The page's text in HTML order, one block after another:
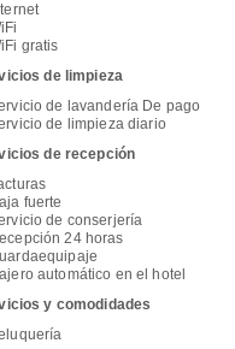
gratis
de limpieza
de lavandería De pago
de limpieza diario
de recepción
fuerte
de conserjería
24 horas
automático en el hotel
y comodidades